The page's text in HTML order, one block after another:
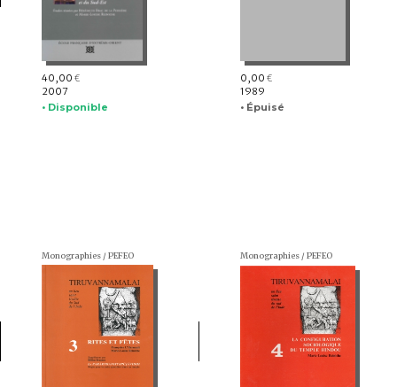
40,00 €
2007
• Disponible
0,00 €
1989
• Épuisé
Monographies / PEFEO Monographies / PEFEO